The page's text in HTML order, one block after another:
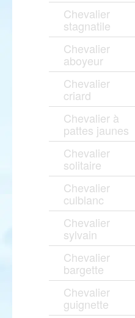
Chevalier
stagnatile
Chevalier
aboyeur
Chevalier
criard
Chevalier à
pattes jaunes
Chevalier
solitaire
Chevalier
culblanc
Chevalier
sylvain
Chevalier
bargette
Chevalier
guignette